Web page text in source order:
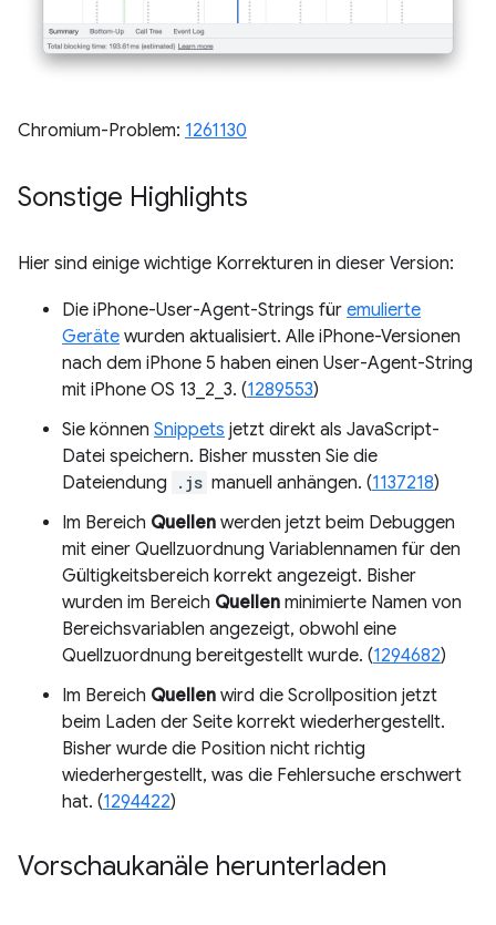
Chromium-Problem: 1261130
Sonstige Highlights
Hier sind einige wichtige Korrekturen in dieser Version:
Die iPhone-User-Agent-Strings für emulierte
Geräte wurden aktualisiert. Alle iPhone-Versionen
nach dem iPhone 5 haben einen User-Agent-String
mit iPhone OS 13_2_3. (1289553)
Sie können Snippets jetzt direkt als JavaScript-
Datei speichern. Bisher mussten Sie die
Dateiendung
.js manuell anhängen. (1137218)
Im Bereich Quellen werden jetzt beim Debuggen
mit einer Quellzuordnung Variablennamen für den
Gültigkeitsbereich korrekt angezeigt. Bisher
wurden im Bereich Quellen minimierte Namen von
Bereichsvariablen angezeigt, obwohl eine
Quellzuordnung bereitgestellt wurde. (1294682)
Im Bereich Quellen wird die Scrollposition jetzt
beim Laden der Seite korrekt wiederhergestellt.
Bisher wurde die Position nicht richtig
wiederhergestellt, was die Fehlersuche erschwert
hat. (1294422)
Vorschaukanäle herunterladen